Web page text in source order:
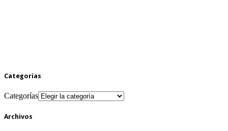
Categorías
Categorías
Archivos